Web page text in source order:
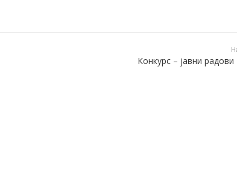
Конкурс – јавни радови